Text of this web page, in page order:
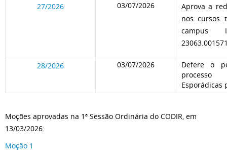
27/2026 03/07/2026
Aprova a
nos cursos
campus
28/2026 03/07/2026
Defere o
processo
Esporádicas
Moções aprovadas na 1ª Sessão Ordinária do CODIR, em
13/03/2026:
Moção 1